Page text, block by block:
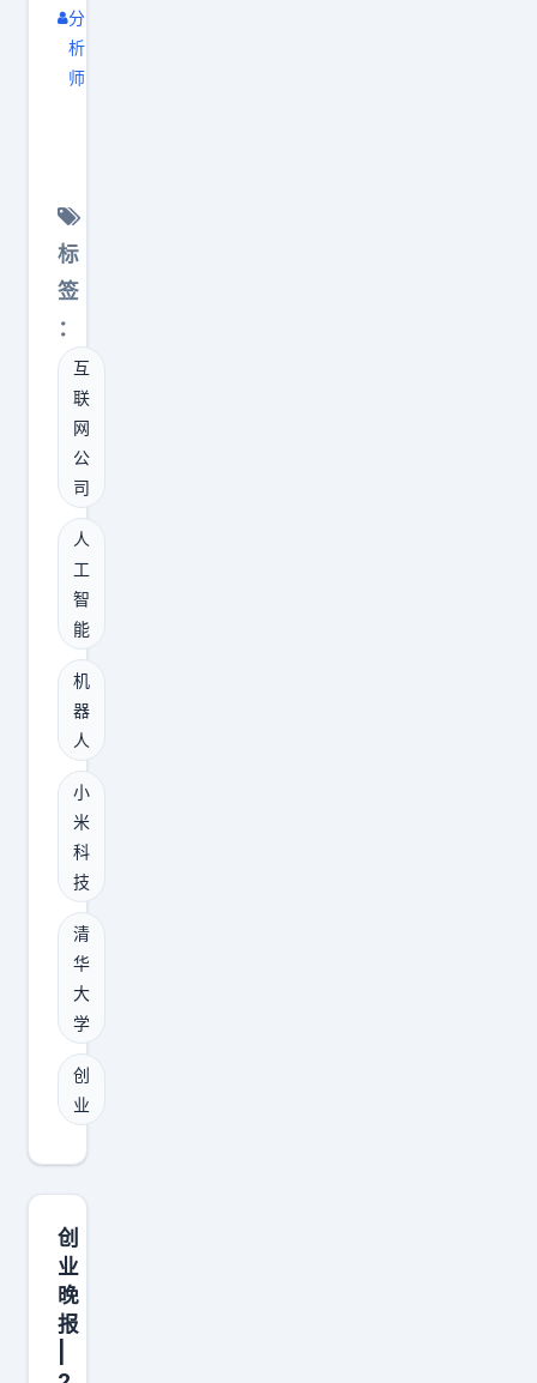
世
界
持
。
不
过
，
目
前
「
S
I
经
破
解
持
续
学
习
」
仍
然
只
是
外
界
的
推
测
。
G
a
v
i
n
的
创
业
越
容
易
错
过
复
利
。
年
轻
时
就
要
学
会
用
互
联
网
、
A
I
和
个
人
影
响
力
给
自
己
创
造
更
多
分
析
师
了
一
个
华
博
导
的
机
器
人
创
业
公
司
，
机
器
人
这
行
高
学
高
智
商
人
。
标
签
：
互
联
网
公
司
人
工
智
能
机
器
人
小
米
科
技
清
华
大
学
创
业
创
业
晚
报